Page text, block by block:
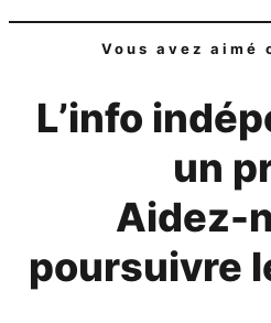
Vous avez aimé
L’info
un
Aidez-
poursuivre